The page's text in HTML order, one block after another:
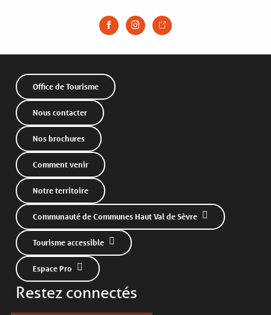
Office de Tourisme
Nous contacter
Nos brochures
Comment venir
Notre territoire
Communauté de Communes Haut Val de Sèvre
Tourisme accessible
Espace Pro
Restez connectés